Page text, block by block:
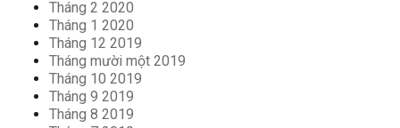
Tháng 2 2020
Tháng 1 2020
Tháng 12 2019
Tháng mười một 2019
Tháng 10 2019
Tháng 9 2019
Tháng 8 2019